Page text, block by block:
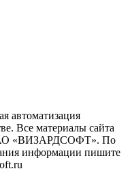
Все материалы сайта
АО «ВИЗАРДСОФТ». По
информации пишите